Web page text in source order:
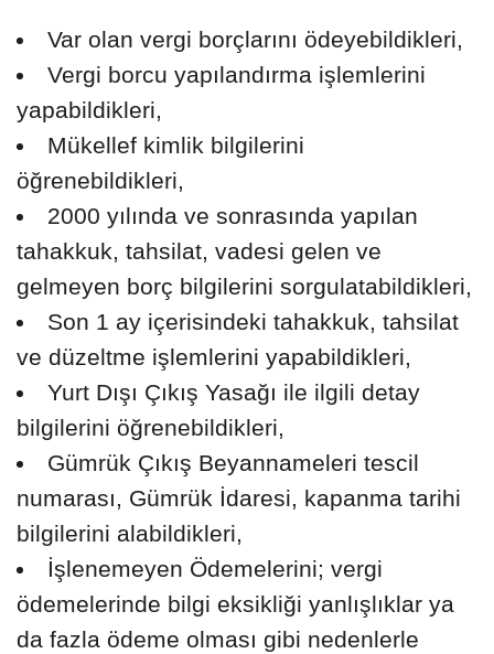
Var olan vergi borçlarını ödeyebildikleri,
Vergi borcu yapılandırma işlemlerini
yapabildikleri,
Mükellef kimlik bilgilerini
öğrenebildikleri,
2000 yılında ve sonrasında yapılan
tahakkuk, tahsilat, vadesi gelen ve
gelmeyen borç bilgilerini sorgulatabildikleri,
Son 1 ay içerisindeki tahakkuk, tahsilat
ve düzeltme işlemlerini yapabildikleri,
Yurt Dışı Çıkış Yasağı ile ilgili detay
bilgilerini öğrenebildikleri,
Gümrük Çıkış Beyannameleri tescil
numarası, Gümrük İdaresi, kapanma tarihi
bilgilerini alabildikleri,
İşlenemeyen Ödemelerini; vergi
ödemelerinde bilgi eksikliği yanlışlıklar ya
da fazla ödeme olması gibi nedenlerle